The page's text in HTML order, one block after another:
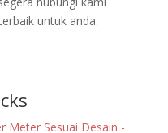
untuk anda.
Meter Sesuai Desain -